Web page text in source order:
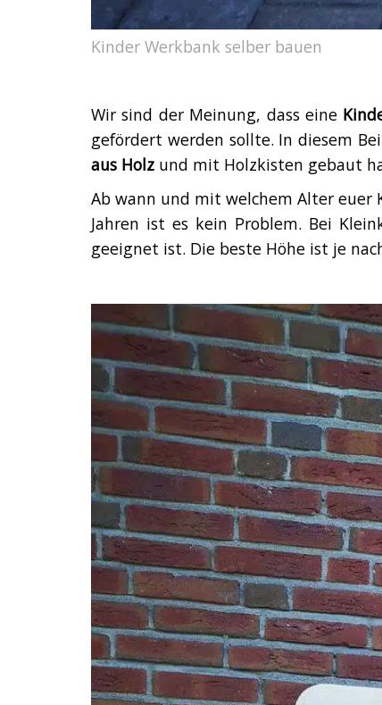
Kinder Werkbank selber bauen
Wir sind der Meinung, dass eine
gefördert werden sollte. In diesem
aus Holz und mit Holzkisten gebaut
Ab wann und mit welchem Alter euer
Jahren ist es kein Problem. Bei
geeignet ist. Die beste Höhe ist je